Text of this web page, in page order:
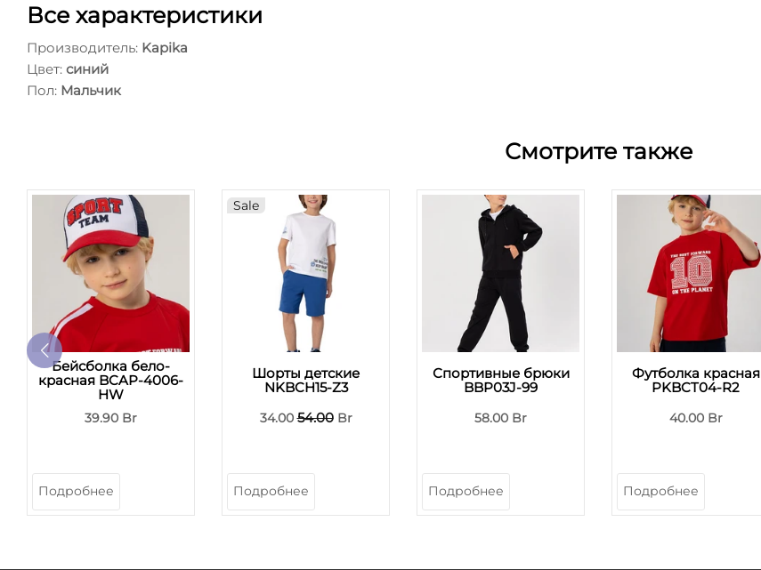
Все характеристики
Производитель: Kapika
Цвет: синий
Пол: Мальчик
Смотрите также
Бейсболка бело-
красная BCAP-4006-
HW
39.90 Br
Подробнее
Sale
Шорты детские
NKBCH15-Z3
34.0054.00Br
Подробнее
Спортивные брюки
BBP03J-99
58.00 Br
Подробнее
Футболка красная
PKBCT04-R2
40.00 Br
Подробнее